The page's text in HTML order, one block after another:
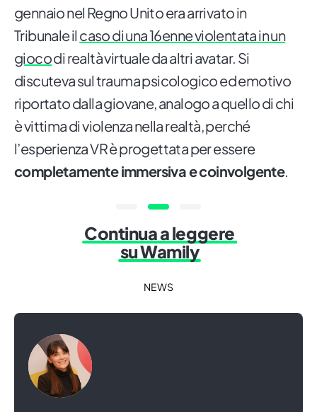
gennaio nel Regno Unito era arrivato in
Tribunale il caso di una 16enne violentata in un
giocodi realtà virtuale da altri avatar. Si
discuteva sul trauma psicologico ed emotivo
riportato dalla giovane, analogo a quello di chi
è vittima di violenza nella realtà, perché
l’esperienza VR è progettata per essere
completamente immersiva e coinvolgente.
Continua a leggere
su Wamily
NEWS